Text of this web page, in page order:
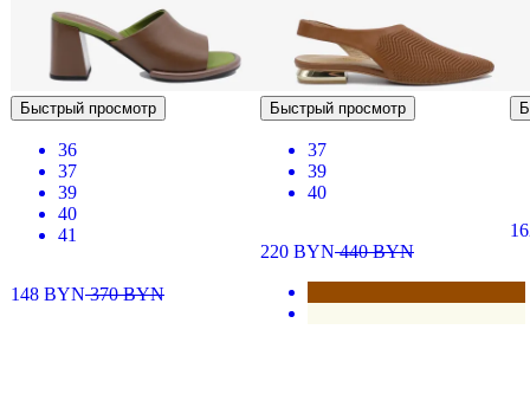
Быстрый просмотр
36
37
39
40
41
148 BYN370BYN
Быстрый просмотр
37
39
40
220 BYN440BYN